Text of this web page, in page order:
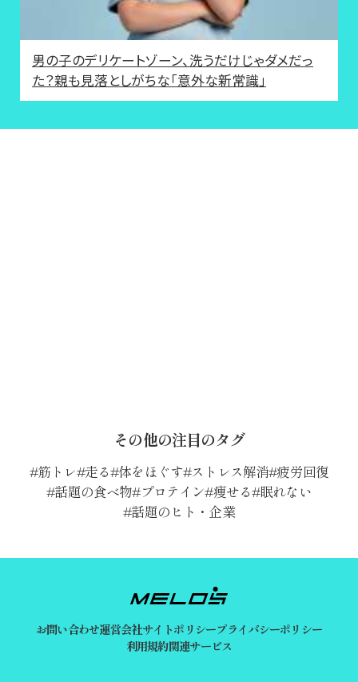
男の子のデリケートゾーン、洗うだけじゃダメだっ
た？親も見落としがちな「意外な新常識」
その他の注目のタグ
筋トレ 走る 体をほぐす ストレス解消 疲労回復
話題の食べ物 プロテイン 痩せる 眠れない
話題のヒト・企業
お問い合わせ運営会社サイトポリシープライバシーポリシー
利用規約関連サービス